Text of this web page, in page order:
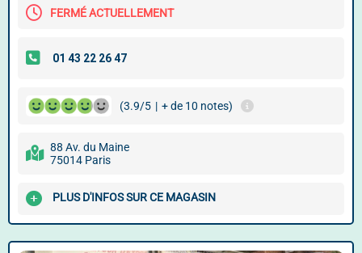
FERMÉ ACTUELLEMENT
(3.9/5 | + de 10 notes)
88 Av. du Maine
75014 Paris
PLUS D'INFOS SUR CE MAGASIN